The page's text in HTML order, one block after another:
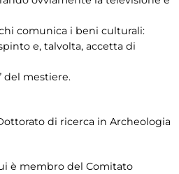
comunica i beni culturali:
e, talvolta, accetta di
del mestiere.
di ricerca in Archeologia
è membro del Comitato